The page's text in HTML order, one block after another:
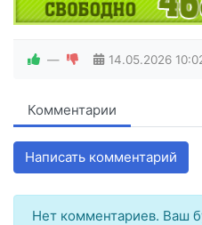
— 14.05.2026
Комментарии
Написать комментарий
Нет комментариев. Ваш